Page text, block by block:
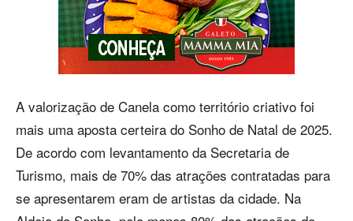
A valorização de Canela como território criativo foi
mais uma aposta certeira do Sonho de Natal de 2025.
De acordo com levantamento da Secretaria de
Turismo, mais de 70% das atrações contratadas para
se apresentarem eram de artistas da cidade. Na